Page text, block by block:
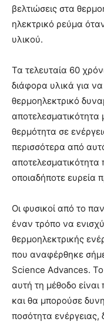
βελτιώσεις στα
ηλεκτρικό ρεύμα
υλικού.
Τα τελευταία 60
διάφορα υλικά για
θερμοηλεκτρικό
αποτελεσματικότητα
θερμότητα σε
περισσότερα από
αποτελεσματικότητα
οποιαδήποτε ευρεία
Οι φυσικοί από το
έναν τρόπο να
θερμοηλεκτρικής
που αναφέρθηκε
Science Advances.
αυτή τη μέθοδο
και θα μπορούσε
ποσότητα